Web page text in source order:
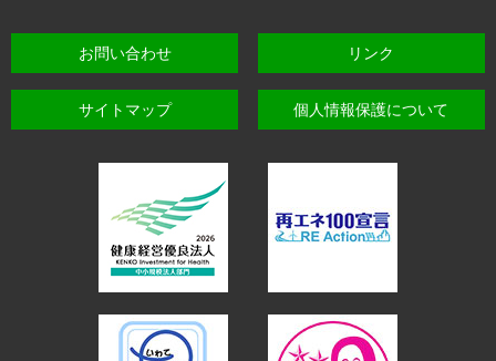
お問い合わせ リンク
サイトマップ 個人情報保護について